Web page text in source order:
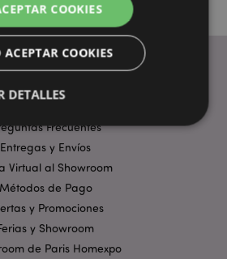
ENLACES ÚTILES
Frecuentes
Entregas y Envíos
Virtual al Showroom
Métodos de Pago
y Promociones
y Showroom
de Paris Homexpo
COOKIES
ACEPTAR COOKIES
DETALLES
necesarias
Funcionalidad
necesarias permiten la
del sitio web, como el inicio de
y la gestión de la cuenta. El sitio
correctamente sin las